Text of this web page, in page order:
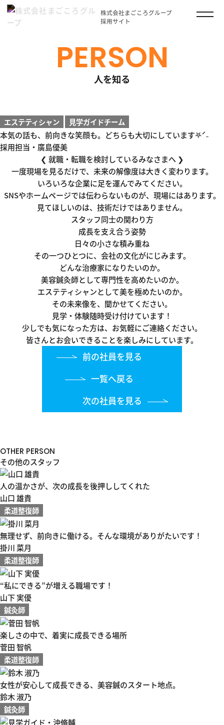
株式会社まごころグループ
採用サイト
人を知る
PERSON
エステティシャン
見学ガイドチーム
本気の話も、前向きな笑顔も。どちらも大切にしています𖤐ˊ˗
採用担当・廣島優美
❮ 就職・転職を検討しているみなさまへ ❯
一度現場を見るだけで、未来の解像度は大きく変わります。
いろいろな企業に足を運んでみてください。
SNSやホームページでは伝わらないものが、現場にはあります。
見てほしいのは、技術だけではありません。
スタッフ同士の関わり方
成長を支え合う姿勢
日々の小さな積み重ね
その一つひとつに、会社の文化がにじみます。
どんな治療家になりたいのか。
美容鍼灸師として専門性を高めたいのか。
エステティシャンとして美を極めたいのか。
その未来像を、聞かせてください。
見学・体験随時受け付けています！
少しでも気になった方は、お気軽にご連絡ください。
皆さんとお会いできることを楽しみにしています。
前の社員を見る
一覧へ戻る
次の社員を見る
OTHER PERSON
その他のスタッフ
人の温かさが、次の成長を後押ししてくれた
山口 雄貴
柔道整復師
無理せず、前向きに働ける。そんな環境がありがたいです！
掛川 菜月
柔道整復師
“私にできる”が増える職場です！
山下 実優
鍼灸師
楽しさの中で、着実に成長できる場所
菅田 智帆
柔道整復師
女性が安心して成長できる、美容鍼のスタート地点。
鈴木 淑乃
鍼灸師